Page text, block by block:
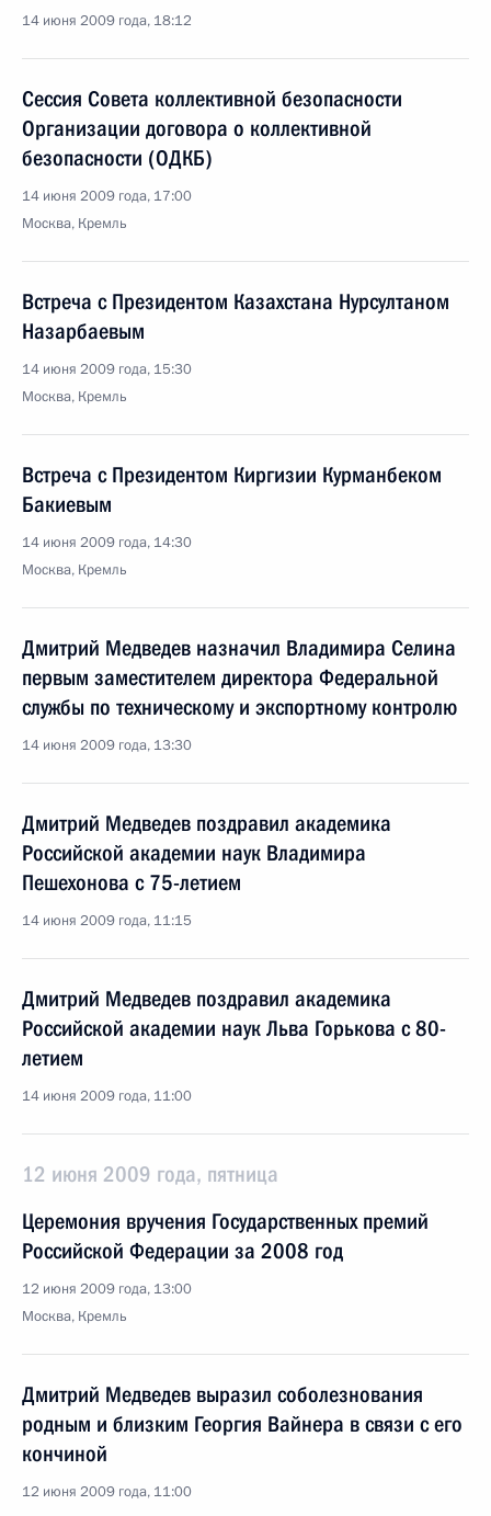
14 июня 2009 года, 18:12
Сессия Совета коллективной безопасности
Организации договора о коллективной
безопасности (ОДКБ)
14 июня 2009 года, 17:00
Москва, Кремль
Встреча с Президентом Казахстана Нурсултаном
Назарбаевым
14 июня 2009 года, 15:30
Москва, Кремль
Встреча с Президентом Киргизии Курманбеком
Бакиевым
14 июня 2009 года, 14:30
Москва, Кремль
Дмитрий Медведев назначил Владимира Селина
первым заместителем директора Федеральной
службы по техническому и экспортному контролю
14 июня 2009 года, 13:30
Дмитрий Медведев поздравил академика
Российской академии наук Владимира
Пешехонова с 75-летием
14 июня 2009 года, 11:15
Дмитрий Медведев поздравил академика
Российской академии наук Льва Горькова с 80-
летием
14 июня 2009 года, 11:00
12 июня 2009 года, пятница
Церемония вручения Государственных премий
Российской Федерации за 2008 год
12 июня 2009 года, 13:00
Москва, Кремль
Дмитрий Медведев выразил соболезнования
родным и близким Георгия Вайнера в связи с его
кончиной
12 июня 2009 года, 11:00